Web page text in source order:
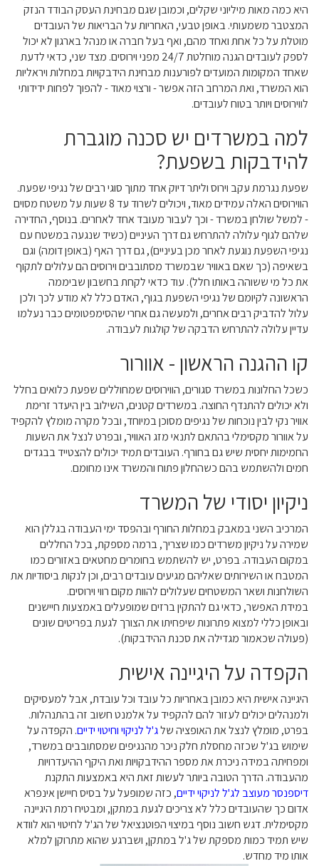
היא כמה מאות מיליוני שקלים, וכמובן שגם מבחינת העסק הבודד הנזק
המצטבר משמעותי. באופן טבעי, האחריות על הבריאות של העובדים
מוטלת על כל אחת ואחד מהם, ואף בעל חברה או מנהל בארגון לא יכול
לספק לעובדים הגנה מוחלטת 24/7 מפני וירוסים. מצד שני, כדאי לדעת
שאחד המקומות המועדים לפורענות מבחינת הידבקויות במחלות ויראליות
הוא המשרד, ואת המרחב הזה אפשר - ורצוי מאוד - להפוך לפחות ידידותי
לווירוסים ויותר בטוח לעובדים.
למה במשרדים יש סכנה מוגברת
להידבקות בשפעת?
שפעת נגרמת עקב וירוס וליתר דיוק אחד מתוך סוגי רבים של נגיפי שפעת.
הווירוסים האלה עמידים מאוד, ויכולים לשרוד עד 8 שעות על משטח מסוים
- למשל שולחן במשרד - וכך לעבור מעובד אחד לאחרים. בנוסף, החדירה
שלהם לגוף עלולה להתרחש גם דרך העיניים (כשיד שנגעה במשטח עם
נגיפי השפעת נוגעת לאחר מכן בעיניים), גם דרך האף (באופן דומה) וגם
בשאיפה (כך שאם באוויר שבמשרד מסתובבים וירוסים הם עלולים לתקוף
את כל מי ששוהה באותו חלל). עוד כדאי לקחת בחשבון שביממה
הראשונה לקיומם של נגיפי השפעת בגוף, האדם כלל לא מודע לכך ולכן
עלול להדביק רבים אחרים, ולמעשה גם אחרי שהסימפטומים כבר נעלמו
עדיין עלולה להתרחש הדבקה של קולגות לעבודה.
קו ההגנה הראשון - אוורור
כשכל החלונות במשרד סגורים, הווירוסים שמחוללים שפעת כלואים בחלל
ולא יכולים להתנדף החוצה. במשרדים קטנים, השילוב בין היעדר זרימת
אוויר נקי לבין נוכחות של נגיפים מסוכן במיוחד, ובכל מקרה מומלץ להקפיד
על אוורור מקסימלי בהתאם לתנאי מזג האוויר, ובפרט לנצל את השעות
החמימות יחסית שיש גם בחורף. העובדים תמיד יכולים להצטייד בבגדים
חמים ולהשתמש בהם כשהחלון פתוח והמשרד אינו מחומם.
ניקיון יסודי של המשרד
המרכיב השני במאבק במחלות החורף ובהפסד ימי העבודה בגללן הוא
שמירה על ניקיון משרדים כמו שצריך, ברמה מספקת, בכל החללים
במקום העבודה. בפרט, יש להשתמש בחומרים מחטאים באזורים כמו
המטבח או השירותים שאליהם מגיעים עובדים רבים, וכן לנקות ביסודיות את
השולחנות ושאר המשטחים שעלולים להוות מקום רווי וירוסים.
במידת האפשר, כדאי גם להתקין ברזים שמופעלים באמצעות חיישנים
ובאופן כללי למצוא פתרונות שיפחיתו את הצורך לגעת בפריטים שונים
(פעולה שכאמור מגדילה את סכנת ההידבקות).
הקפדה על היגיינה אישית
היגיינה אישית היא כמובן באחריות כל עובד וכל עובדת, אבל למעסיקים
ולמנהלים יכולים לעזור להם להקפיד על אלמנט חשוב זה בהתנהלות.
בפרט, מומלץ לנצל את האופציה שלג'ל לניקוי וחיטוי ידיים. הקפדה על
שימוש בג'ל שכזה מחסלת חלק ניכר מהנגיפים שמסתובבים במשרד,
ומפחיתה במידה ניכרת את מספר ההידבקויות ואת היקף ההיעדרויות
מהעבודה. הדרך הטובה ביותר לעשות זאת היא באמצעות התקנת
דיספנסר מעוצב לג'ל לניקוי ידיים, כזה שמופעל על בסיס חיישן אינפרא
אדום כך שהעובדים כלל לא צריכים לגעת במתקן, ומבטיח רמת היגיינה
מקסימלית. דגש חשוב נוסף במיצוי הפוטנציאל של הג'ל לחיטוי הוא לוודא
שיש תמיד כמות מספקת של ג'ל במתקן, ושברגע שהוא מתרוקן למלא
אותו מיד מחדש.